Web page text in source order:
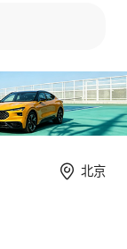
轻人的“轻
开起来舒适
些小缺点，
。
大的特点要
续航的，有
不一一细
满。 7，
小书包，后
北京